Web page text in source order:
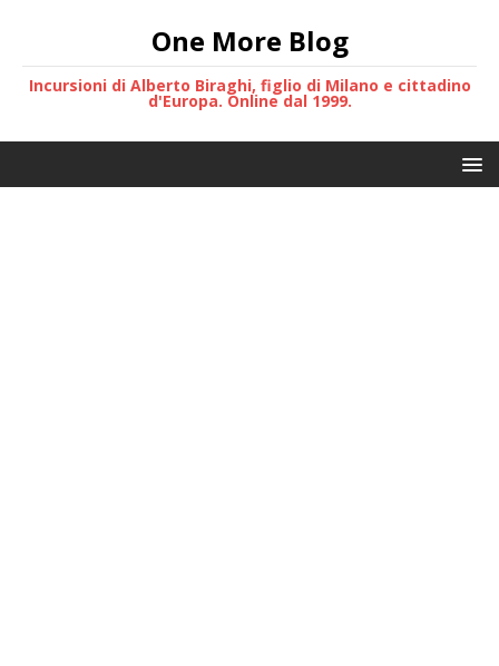
One More Blog
Incursioni di Alberto Biraghi, figlio di Milano e cittadino
d'Europa. Online dal 1999.